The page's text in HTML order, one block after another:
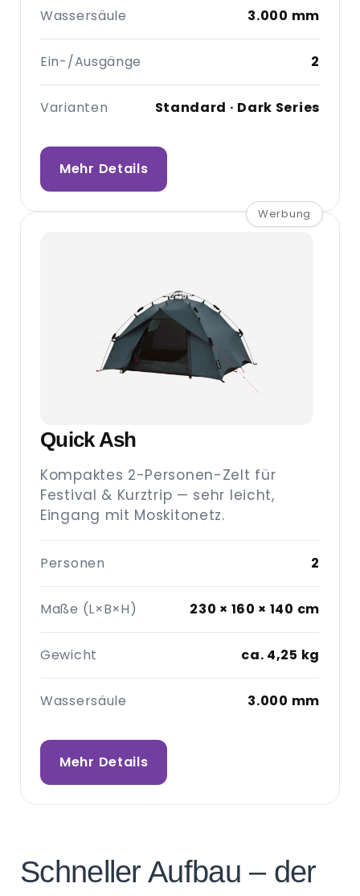
Wassersäule 3.000 mm
Ein-/Ausgänge 2
Varianten Standard · Dark Series
Mehr Details
Werbung
Quick Ash
Kompaktes 2-Personen-Zelt für
Festival & Kurztrip — sehr leicht,
Eingang mit Moskitonetz.
Personen 2
Maße (L×B×H) 230 × 160 × 140 cm
Gewicht ca. 4,25 kg
Wassersäule 3.000 mm
Mehr Details
Schneller Aufbau – der